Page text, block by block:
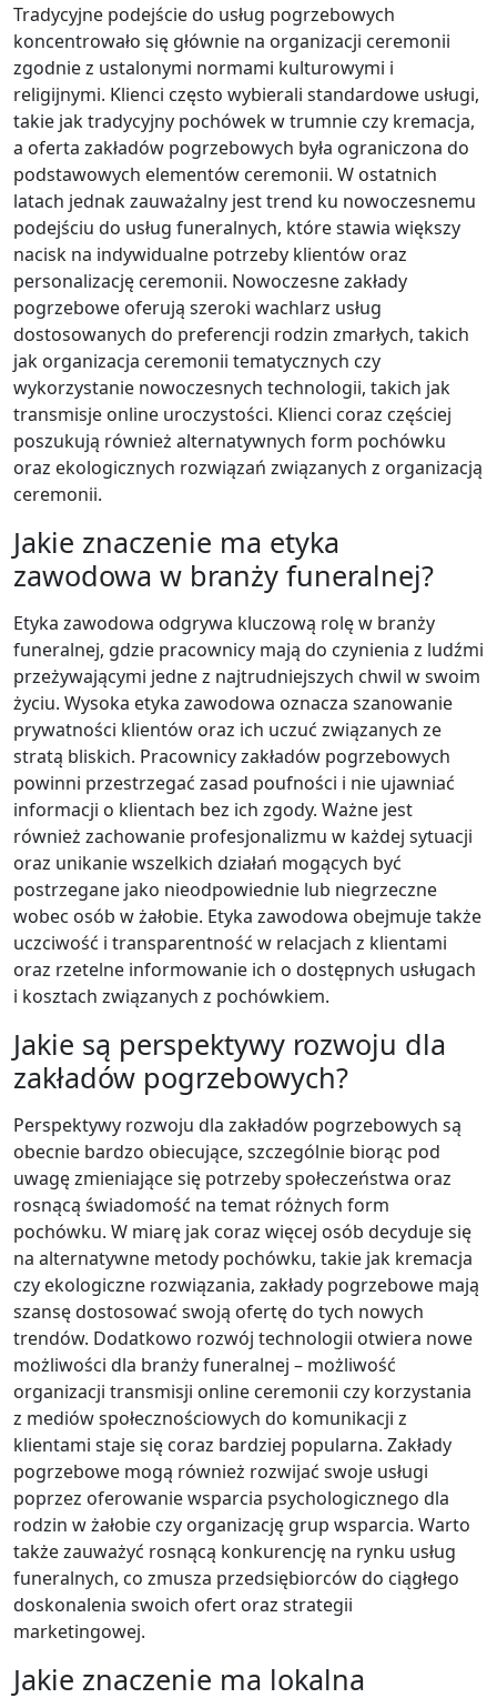
Tradycyjne podejście do usług pogrzebowych
koncentrowało się głównie na organizacji ceremonii
zgodnie z ustalonymi normami kulturowymi i
religijnymi. Klienci często wybierali standardowe usługi,
takie jak tradycyjny pochówek w trumnie czy kremacja,
a oferta zakładów pogrzebowych była ograniczona do
podstawowych elementów ceremonii. W ostatnich
latach jednak zauważalny jest trend ku nowoczesnemu
podejściu do usług funeralnych, które stawia większy
nacisk na indywidualne potrzeby klientów oraz
personalizację ceremonii. Nowoczesne zakłady
pogrzebowe oferują szeroki wachlarz usług
dostosowanych do preferencji rodzin zmarłych, takich
jak organizacja ceremonii tematycznych czy
wykorzystanie nowoczesnych technologii, takich jak
transmisje online uroczystości. Klienci coraz częściej
poszukują również alternatywnych form pochówku
oraz ekologicznych rozwiązań związanych z organizacją
ceremonii.
Jakie znaczenie ma etyka
zawodowa w branży funeralnej?
Etyka zawodowa odgrywa kluczową rolę w branży
funeralnej, gdzie pracownicy mają do czynienia z ludźmi
przeżywającymi jedne z najtrudniejszych chwil w swoim
życiu. Wysoka etyka zawodowa oznacza szanowanie
prywatności klientów oraz ich uczuć związanych ze
stratą bliskich. Pracownicy zakładów pogrzebowych
powinni przestrzegać zasad poufności i nie ujawniać
informacji o klientach bez ich zgody. Ważne jest
również zachowanie profesjonalizmu w każdej sytuacji
oraz unikanie wszelkich działań mogących być
postrzegane jako nieodpowiednie lub niegrzeczne
wobec osób w żałobie. Etyka zawodowa obejmuje także
uczciwość i transparentność w relacjach z klientami
oraz rzetelne informowanie ich o dostępnych usługach
i kosztach związanych z pochówkiem.
Jakie są perspektywy rozwoju dla
zakładów pogrzebowych?
Perspektywy rozwoju dla zakładów pogrzebowych są
obecnie bardzo obiecujące, szczególnie biorąc pod
uwagę zmieniające się potrzeby społeczeństwa oraz
rosnącą świadomość na temat różnych form
pochówku. W miarę jak coraz więcej osób decyduje się
na alternatywne metody pochówku, takie jak kremacja
czy ekologiczne rozwiązania, zakłady pogrzebowe mają
szansę dostosować swoją ofertę do tych nowych
trendów. Dodatkowo rozwój technologii otwiera nowe
możliwości dla branży funeralnej – możliwość
organizacji transmisji online ceremonii czy korzystania
z mediów społecznościowych do komunikacji z
klientami staje się coraz bardziej popularna. Zakłady
pogrzebowe mogą również rozwijać swoje usługi
poprzez oferowanie wsparcia psychologicznego dla
rodzin w żałobie czy organizację grup wsparcia. Warto
także zauważyć rosnącą konkurencję na rynku usług
funeralnych, co zmusza przedsiębiorców do ciągłego
doskonalenia swoich ofert oraz strategii
marketingowej.
Jakie znaczenie ma lokalna